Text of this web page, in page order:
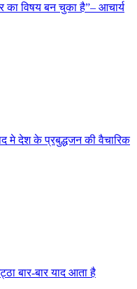
का विषय बन चुका है”– आचार्य
मे देश के प्रबुद्धजन की वैचारिक
बार-बार याद आता है